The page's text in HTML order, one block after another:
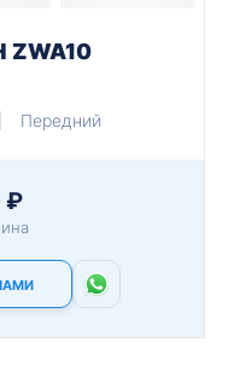
ZWA10
Передний
₽